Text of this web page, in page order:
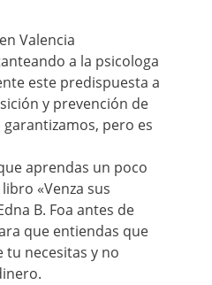
Valencia
a la psicologa
este predispuesta a
y prevención de
pero es
aprendas un poco
«Venza sus
B. Foa antes de
que entiendas que
tu necesitas y no